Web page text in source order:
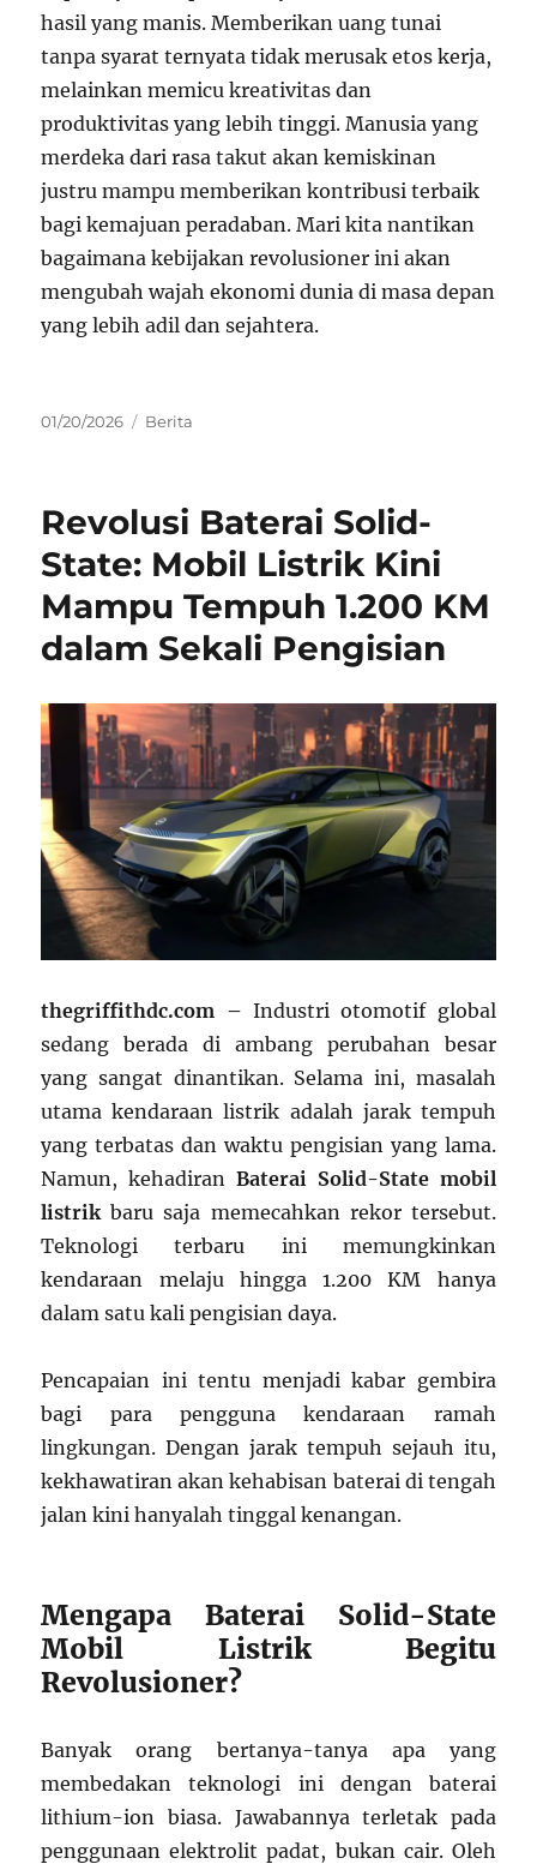
hasil yang manis. Memberikan uang tunai
tanpa syarat ternyata tidak merusak etos kerja,
melainkan memicu kreativitas dan
produktivitas yang lebih tinggi. Manusia yang
merdeka dari rasa takut akan kemiskinan
justru mampu memberikan kontribusi terbaik
bagi kemajuan peradaban. Mari kita nantikan
bagaimana kebijakan revolusioner ini akan
mengubah wajah ekonomi dunia di masa depan
yang lebih adil dan sejahtera.
Posted
01/20/2026 Categories
Berita
Revolusi Baterai Solid-
State: Mobil Listrik Kini
Mampu Tempuh 1.200 KM
dalam Sekali Pengisian
thegriffithdc.com – Industri otomotif global
sedang berada di ambang perubahan besar
yang sangat dinantikan. Selama ini, masalah
utama kendaraan listrik adalah jarak tempuh
yang terbatas dan waktu pengisian yang lama.
Namun, kehadiran Baterai Solid-State mobil
listrik baru saja memecahkan rekor tersebut.
Teknologi terbaru ini memungkinkan
kendaraan melaju hingga 1.200 KM hanya
dalam satu kali pengisian daya.
Pencapaian ini tentu menjadi kabar gembira
bagi para pengguna kendaraan ramah
lingkungan. Dengan jarak tempuh sejauh itu,
kekhawatiran akan kehabisan baterai di tengah
jalan kini hanyalah tinggal kenangan.
Mengapa Baterai Solid-State
Mobil Listrik Begitu
Revolusioner?
Banyak orang bertanya-tanya apa yang
membedakan teknologi ini dengan baterai
lithium-ion biasa. Jawabannya terletak pada
penggunaan elektrolit padat, bukan cair. Oleh